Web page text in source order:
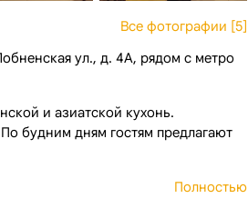
Все фотографии [5]
ул., д. 4А, рядом с метро
и азиатской кухонь.
будним дням гостям предлагают
Полностью